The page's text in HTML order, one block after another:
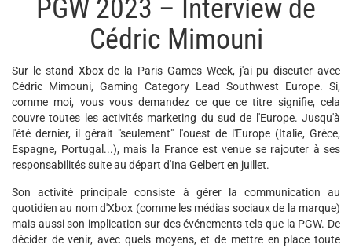
PGW 2023 – Interview de
Cédric Mimouni
Sur le stand Xbox de la Paris Games Week, j'ai pu discuter avec
Cédric Mimouni, Gaming Category Lead Southwest Europe. Si,
comme moi, vous vous demandez ce que ce titre signifie, cela
couvre toutes les activités marketing du sud de l'Europe. Jusqu'à
l'été dernier, il gérait "seulement" l'ouest de l'Europe (Italie, Grèce,
Espagne, Portugal...), mais la France est venue se rajouter à ses
responsabilités suite au départ d'Ina Gelbert en juillet.
Son activité principale consiste à gérer la communication au
quotidien au nom d'Xbox (comme les médias sociaux de la marque)
mais aussi son implication sur des événements tels que la PGW. De
décider de venir, avec quels moyens, et de mettre en place toute